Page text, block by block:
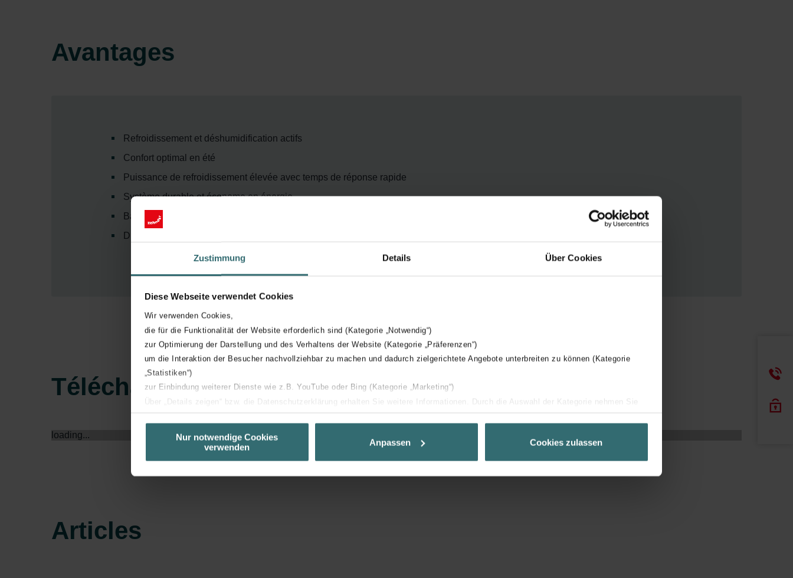
Zustimmung Details Über Cookies
Diese Webseite verwendet Cookies
Wir verwenden Cookies,
die für die Funktionalität der Website erforderlich sind (Kategorie „Notwendig“)
zur Optimierung der Darstellung und des Verhaltens der Website (Kategorie „Präferenzen“)
um die Interaktion der Besucher nachvollziehbar zu machen und dadurch zielgerichtete Angebote unterbreiten zu können (Kategorie
„Statistiken“)
zur Einbindung weiterer Dienste wie z.B. YouTube oder Bing (Kategorie „Marketing“)
Über „Details zeigen“ bzw. die Datenschutzerklärung erhalten Sie weitere Informationen. Durch die Auswahl der Kategorie nehmen Sie
unserer Website verwenden, um Ihnen die bestmögliche Nutzererfahrung zu ermöglichen und Ihnen maßgeschneiderte Informationen
basierend auf Ihren Interessen zur Verfügung zu stellen. Alle Einwilligungen können Sie selbstverständlich über einen Link in der
Datenschutzerklärung widerrufen.
Nur notwendige Cookies
verwenden
Anpassen Cookies zulassen
Avantages
Refroidissement et déshumidification actifs
Confort optimal en été
Puissance de refroidissement élevée avec temps de réponse rapide
Système durable et économe en énergie
Batterie de refroidissement combinée à un système de récupération de chaleur
Disponible en 4 variantes
Téléchargements
loading...
Articles